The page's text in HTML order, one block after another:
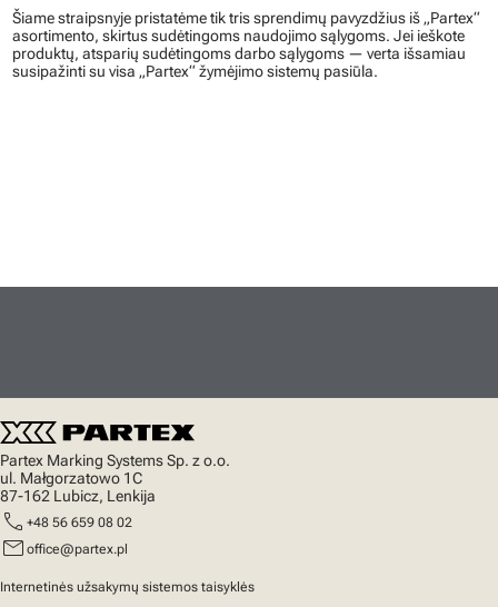
Šiame straipsnyje pristatėme tik tris sprendimų pavyzdžius iš „Partex“
asortimento, skirtus sudėtingoms naudojimo sąlygoms. Jei ieškote
produktų, atsparių sudėtingoms darbo sąlygoms — verta išsamiau
susipažinti su visa „Partex“ žymėjimo sistemų pasiūla.
Partex Marking Systems Sp. z o.o.
ul. Małgorzatowo 1C
87-162 Lubicz, Lenkija
call +48 56 659 08 02
mail office@partex.pl
Internetinės užsakymų sistemos taisyklės